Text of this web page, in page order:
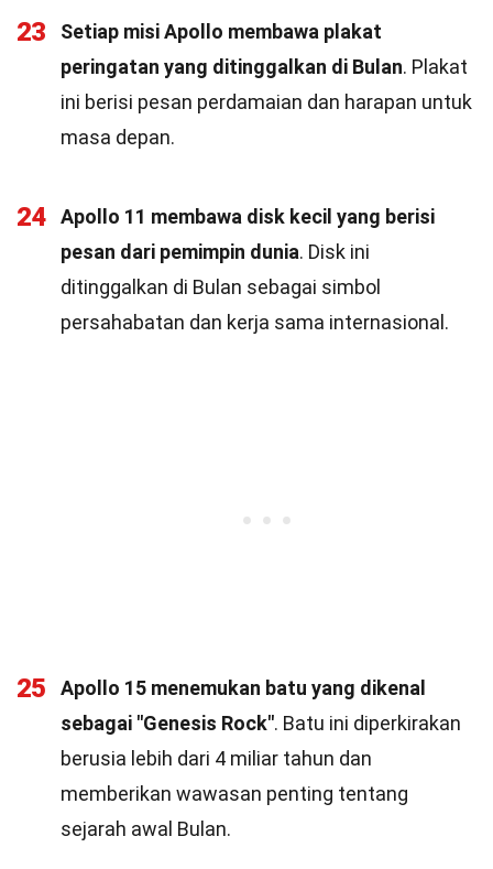
23
Setiap misi Apollo membawa plakat
peringatan yang ditinggalkan di Bulan. Plakat
ini berisi pesan perdamaian dan harapan untuk
masa depan.
24
Apollo 11 membawa disk kecil yang berisi
pesan dari pemimpin dunia. Disk ini
ditinggalkan di Bulan sebagai simbol
persahabatan dan kerja sama internasional.
25
Apollo 15 menemukan batu yang dikenal
sebagai "Genesis Rock". Batu ini diperkirakan
berusia lebih dari 4 miliar tahun dan
memberikan wawasan penting tentang
sejarah awal Bulan.